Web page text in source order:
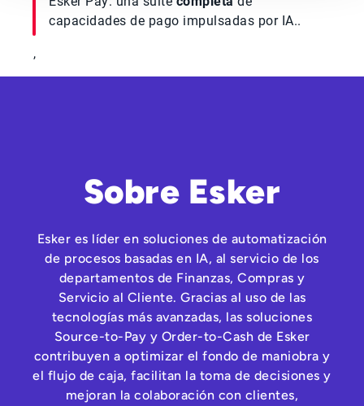
capacidades de pago impulsadas por IA..
,
Sobre Esker
Esker es líder en soluciones de automatización
de procesos basadas en IA, al servicio de los
departamentos de Finanzas, Compras y
Servicio al Cliente. Gracias al uso de las
tecnologías más avanzadas, las soluciones
Source-to-Pay y Order-to-Cash de Esker
contribuyen a optimizar el fondo de maniobra y
el flujo de caja, facilitan la toma de decisiones y
mejoran la colaboración con clientes,